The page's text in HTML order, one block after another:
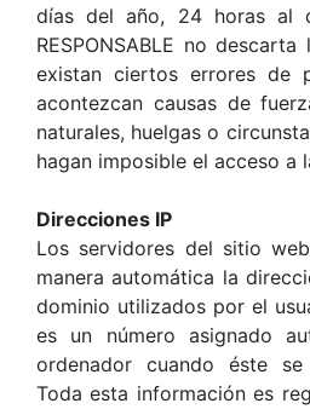
días del año, 24 horas al
RESPONSABLE no
existan ciertos errores de
acontezcan causas de
naturales, huelgas o
hagan imposible el acceso a
Direcciones IP
Los servidores del sitio
manera automática la
dominio utilizados por el
es un número asignado
ordenador cuando éste
Toda esta información es